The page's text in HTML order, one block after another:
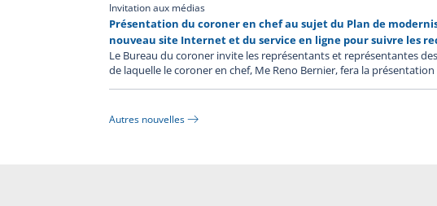
Invitation aux médias
Présentation du coroner en chef au sujet du Plan de
nouveau site Internet et du service en ligne pour suivre les
Le Bureau du coroner invite les représentants et représentantes
de laquelle le coroner en chef, Me Reno Bernier, fera la
Autres nouvelles